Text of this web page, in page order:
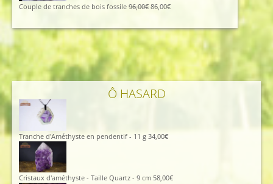
Couple de tranches de bois fossile 96,00€Le
initial
96,00€.
86,00€Le
actuel
est :
86,00€.
Ô HASARD
Tranche d'Améthyste en pendentif - 11 g 34,00€
Cristaux d'améthyste - Taille Quartz - 9 cm 58,00€